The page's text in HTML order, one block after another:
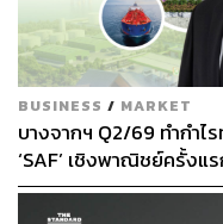
BUSINESS / MARKET
บางจากฯ Q2/69 ทำกำไ
‘SAF’ เชิงพาณิชย์ครั้งแ
ล้าน